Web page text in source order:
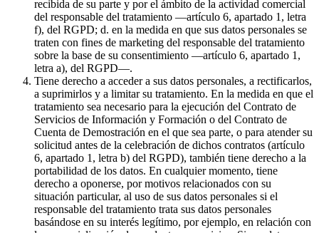
recibida de su parte y por el ámbito de la actividad comercial
del responsable del tratamiento —artículo 6, apartado 1, letra
f), del RGPD; d. en la medida en que sus datos personales se
traten con fines de marketing del responsable del tratamiento
sobre la base de su consentimiento —artículo 6, apartado 1,
letra a), del RGPD—.
Tiene derecho a acceder a sus datos personales, a rectificarlos,
a suprimirlos y a limitar su tratamiento. En la medida en que el
tratamiento sea necesario para la ejecución del Contrato de
Servicios de Información y Formación o del Contrato de
Cuenta de Demostración en el que sea parte, o para atender su
solicitud antes de la celebración de dichos contratos (artículo
6, apartado 1, letra b) del RGPD), también tiene derecho a la
portabilidad de los datos. En cualquier momento, tiene
derecho a oponerse, por motivos relacionados con su
situación particular, al uso de sus datos personales si el
responsable del tratamiento trata sus datos personales
basándose en su interés legítimo, por ejemplo, en relación con